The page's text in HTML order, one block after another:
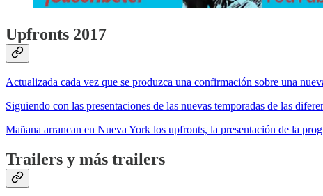
Upfronts 2017
Actualizada cada vez que se produzca una confirmación sobre una
Siguiendo con las presentaciones de las nuevas temporadas de las
Mañana arrancan en Nueva York los upfronts, la presentación de la
Trailers y más trailers